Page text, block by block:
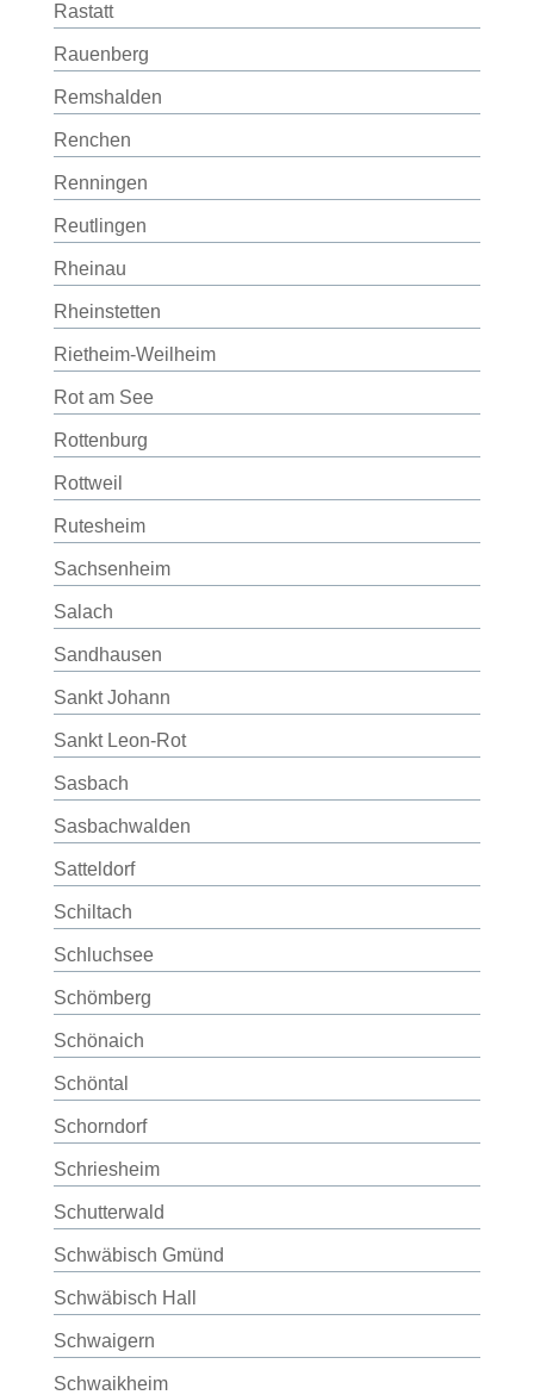
Rastatt
Rauenberg
Remshalden
Renchen
Renningen
Reutlingen
Rheinau
Rheinstetten
Rietheim-Weilheim
Rot am See
Rottenburg
Rottweil
Rutesheim
Sachsenheim
Salach
Sandhausen
Sankt Johann
Sankt Leon-Rot
Sasbach
Sasbachwalden
Satteldorf
Schiltach
Schluchsee
Schömberg
Schönaich
Schöntal
Schorndorf
Schriesheim
Schutterwald
Schwäbisch Gmünd
Schwäbisch Hall
Schwaigern
Schwaikheim